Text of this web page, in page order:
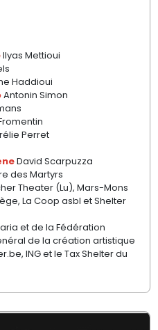
Ilyas Mettioui
Haddioui
Antonin Simon
Perret
David Scarpuzza
des Martyrs
Theater (Lu), Mars-Mons
La Coop asbl et Shelter
et de la Fédération
de la création artistique
ING et le Tax Shelter du